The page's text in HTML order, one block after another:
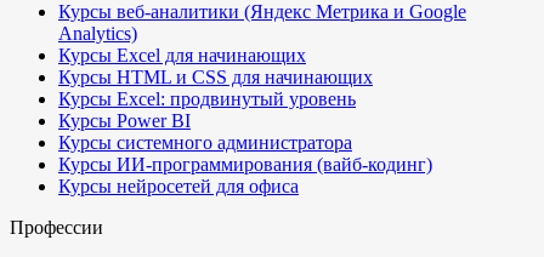
Курсы веб-аналитики (Яндекс Метрика и Google
Analytics)
Курсы Excel для начинающих
Курсы HTML и CSS для начинающих
Курсы Excel: продвинутый уровень
Курсы Power BI
Курсы системного администратора
Курсы ИИ-программирования (вайб-кодинг)
Курсы нейросетей для офиса
Профессии